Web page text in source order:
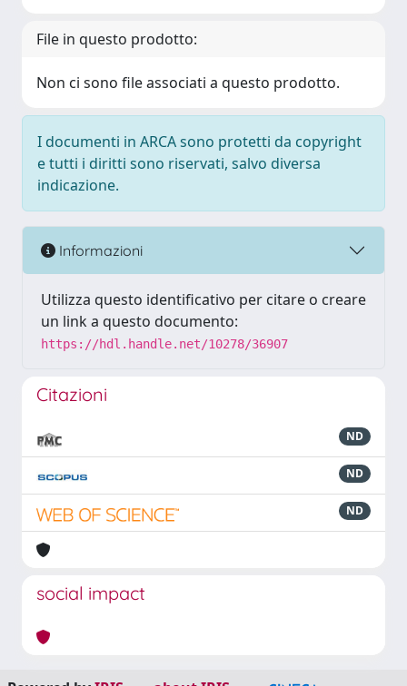
File in questo prodotto:
Non ci sono file associati a questo prodotto.
I documenti in ARCA sono protetti da copyright
e tutti i diritti sono riservati, salvo diversa
indicazione.
Informazioni
Utilizza questo identificativo per citare o creare
un link a questo documento:
https://hdl.handle.net/10278/36907
Citazioni
ND
ND
ND
social impact